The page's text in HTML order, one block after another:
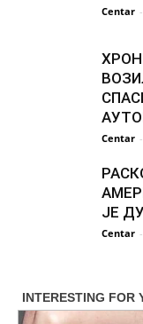
Centar -
Centar -
ЈЕ
Centar -